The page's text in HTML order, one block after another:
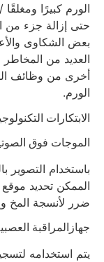
الورم كبيرًا
حتى إزالة جزء من
بعض الشكاوى
العديد من
أخرى من وظائف
الورم.
الابتكارات
الموجات فوق
باستخدام التصوير
الممكن تحديد موقع
ضرر لأنسجة المخ
جهازالمراقبة
يتم استخدامه